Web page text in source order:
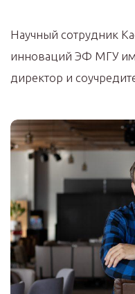
Научный сотрудник
инноваций ЭФ МГУ
директор и